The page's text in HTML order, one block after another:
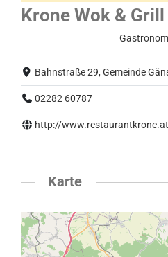
Krone Wok &
Bahnstraße 29, Gemeinde
02282 60787
http://
Karte